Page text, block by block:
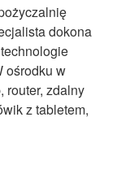
dokona
ośrodku w
router, zdalny
z tabletem,